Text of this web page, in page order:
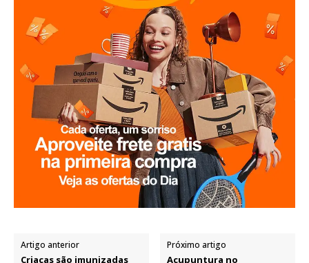
Artigo anterior
Criaças são imunizadas
Próximo artigo
Acupuntura no